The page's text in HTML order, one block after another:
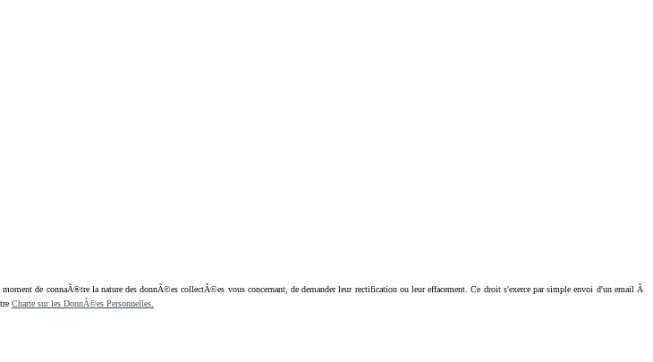
de connaÃ®tre la nature des donnÃ©es collectÃ©es vous concernant, de demander leur rectification ou leur effacement. Ce droit s'exerce par simple envoi d'un email Ã
Charte sur les DonnÃ©es Personnelles.